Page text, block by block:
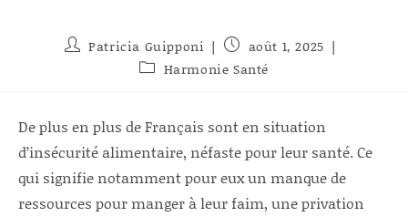
Auteur/autrice
Patricia Guipponi
Publication
publiée :
août 1, 2025
PostHarmonie Santé
De plus en plus de Français sont en situation
d’insécurité alimentaire, néfaste pour leur santé. Ce
qui signifie notamment pour eux un manque de
ressources pour manger à leur faim, une privation